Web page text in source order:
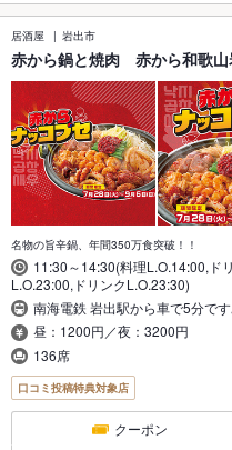
居酒屋 岩出市
赤から鍋と焼肉 赤から和歌山
名物の旨辛鍋、年間350万食突破！！
11:30～14:30(料理L.O.14:00,ド
L.O.23:00,ドリンクL.O.23:30)
南海電鉄 岩出駅から車で5分です
昼：1200円／夜：3200円
136席
口コミ投稿特典対象店
クーポン